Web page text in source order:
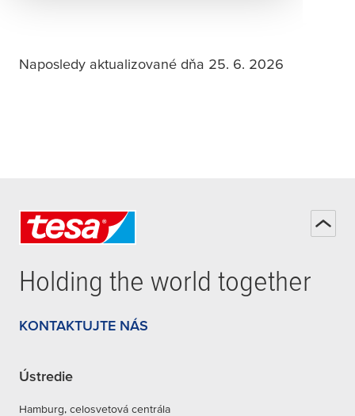
Naposledy aktualizované dňa 25. 6. 2026
Holding the world together
KONTAKTUJTE NÁS
Ústredie
Hamburg, celosvetová centrála